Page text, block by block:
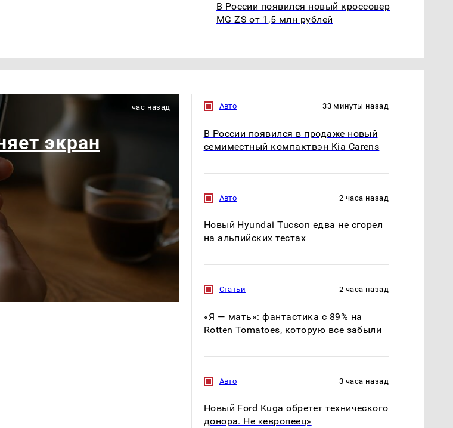
В России появился новый кроссовер
MG ZS от 1,5 млн рублей
час назад
экран
Авто 33 минуты назад
В России появился в продаже новый
семиместный компактвэн Kia Carens
Авто 2 часа назад
Новый Hyundai Tucson едва не сгорел
на альпийских тестах
Статьи 2 часа назад
«Я — мать»: фантастика с 89% на
Rotten Tomatoes, которую все забыли
Авто 3 часа назад
Новый Ford Kuga обретет технического
донора. Не «европеец»